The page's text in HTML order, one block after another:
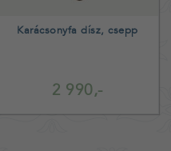
2 990,-
Karácsonyfa dísz, csepp